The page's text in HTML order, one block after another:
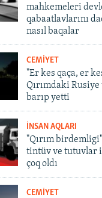
mahkemeleri
qabaatlavlarını
nasıl baqalar
CEMİYET
"Er kes qaça, er
Qırımdaki
barıp yetti
İNSAN AQLARI
"Qırım
tintüv ve tutuvlar
çoq oldı
CEMİYET